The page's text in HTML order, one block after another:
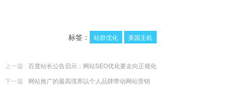
标签： 站群优化 美国主机
上一篇
百度站长公告启示：网站SEO优化要走向正规化
下一篇
网站推广的最高境界以个人品牌带动网站营销